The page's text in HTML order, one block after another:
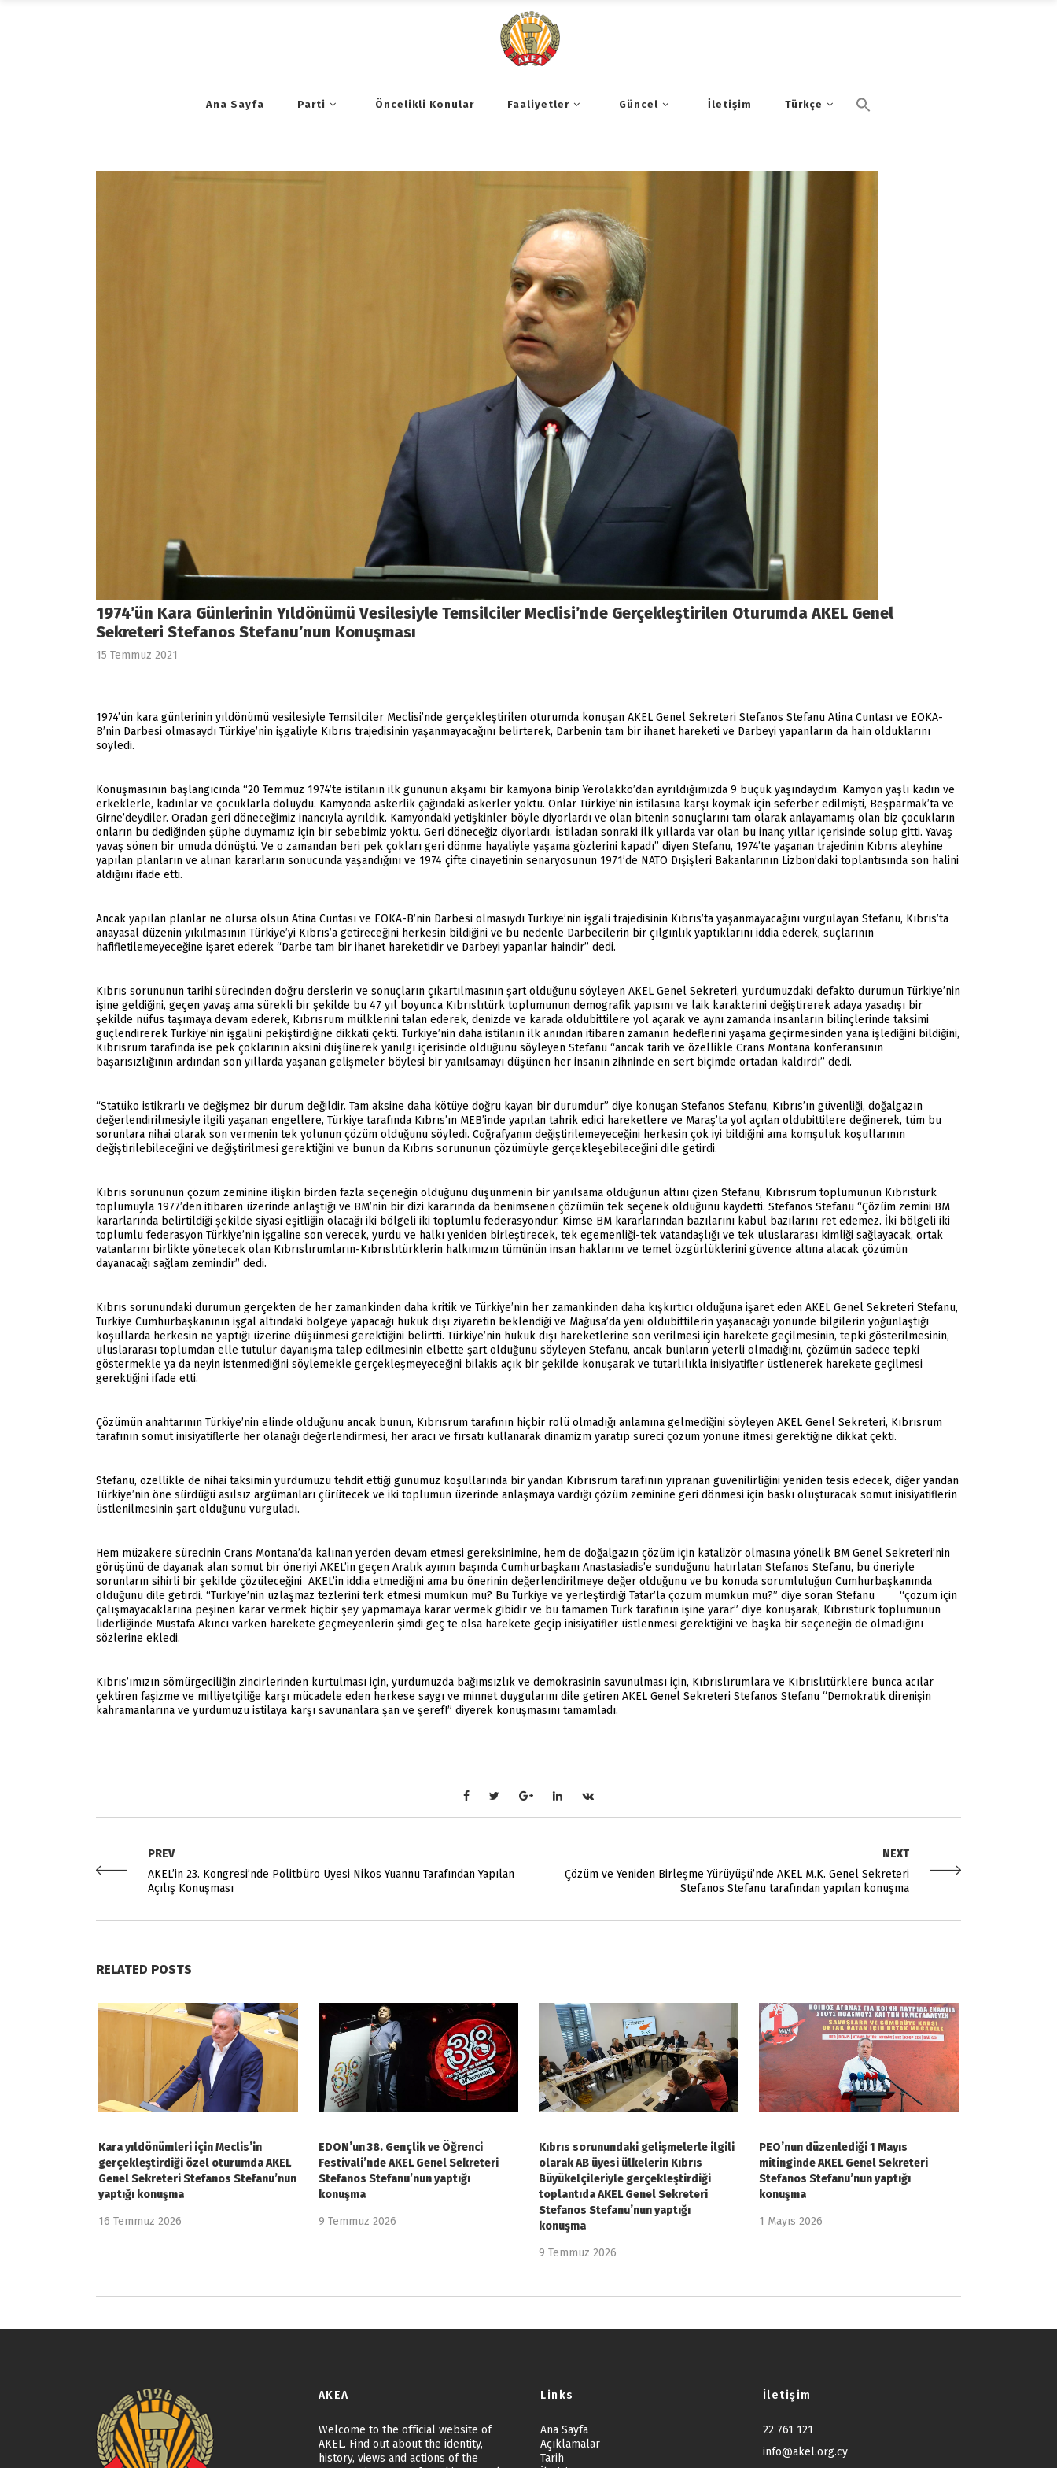
Ana Sayfa Parti Öncelikli Konular Faaliyetler Güncel İletişim Türkçe
1974’ün Kara Günlerinin Yıldönümü Vesilesiyle Temsilciler Meclisi’nde Gerçekleştirilen Oturumda AKEL Genel
Sekreteri Stefanos Stefanu’nun Konuşması
15 Temmuz 2021
1974’ün kara günlerinin yıldönümü vesilesiyle Temsilciler Meclisi’nde gerçekleştirilen oturumda konuşan AKEL Genel Sekreteri Stefanos Stefanu Atina Cuntası ve EOKA-
B’nin Darbesi olmasaydı Türkiye’nin işgaliyle Kıbrıs trajedisinin yaşanmayacağını belirterek, Darbenin tam bir ihanet hareketi ve Darbeyi yapanların da hain olduklarını
söyledi.
Konuşmasının başlangıcında “20 Temmuz 1974’te istilanın ilk gününün akşamı bir kamyona binip Yerolakko’dan ayrıldığımızda 9 buçuk yaşındaydım. Kamyon yaşlı kadın ve
erkeklerle, kadınlar ve çocuklarla doluydu. Kamyonda askerlik çağındaki askerler yoktu. Onlar Türkiye’nin istilasına karşı koymak için seferber edilmişti, Beşparmak’ta ve
Girne’deydiler. Oradan geri döneceğimiz inancıyla ayrıldık. Kamyondaki yetişkinler böyle diyorlardı ve olan bitenin sonuçlarını tam olarak anlayamamış olan biz çocukların
onların bu dediğinden şüphe duymamız için bir sebebimiz yoktu. Geri döneceğiz diyorlardı. İstiladan sonraki ilk yıllarda var olan bu inanç yıllar içerisinde solup gitti. Yavaş
yavaş sönen bir umuda dönüştü. Ve o zamandan beri pek çokları geri dönme hayaliyle yaşama gözlerini kapadı” diyen Stefanu, 1974’te yaşanan trajedinin Kıbrıs aleyhine
yapılan planların ve alınan kararların sonucunda yaşandığını ve 1974 çifte cinayetinin senaryosunun 1971’de NATO Dışişleri Bakanlarının Lizbon’daki toplantısında son halini
aldığını ifade etti.
Ancak yapılan planlar ne olursa olsun Atina Cuntası ve EOKA-B’nin Darbesi olmasıydı Türkiye’nin işgali trajedisinin Kıbrıs’ta yaşanmayacağını vurgulayan Stefanu, Kıbrıs’ta
anayasal düzenin yıkılmasının Türkiye’yi Kıbrıs’a getireceğini herkesin bildiğini ve bu nedenle Darbecilerin bir çılgınlık yaptıklarını iddia ederek, suçlarının
hafifletilemeyeceğine işaret ederek “Darbe tam bir ihanet hareketidir ve Darbeyi yapanlar haindir” dedi.
Kıbrıs sorununun tarihi sürecinden doğru derslerin ve sonuçların çıkartılmasının şart olduğunu söyleyen AKEL Genel Sekreteri, yurdumuzdaki defakto durumun Türkiye’nin
işine geldiğini, geçen yavaş ama sürekli bir şekilde bu 47 yıl boyunca Kıbrıslıtürk toplumunun demografik yapısını ve laik karakterini değiştirerek adaya yasadışı bir
şekilde nüfus taşımaya devam ederek, Kıbrısrum mülklerini talan ederek, denizde ve karada oldubittilere yol açarak ve aynı zamanda insanların bilinçlerinde taksimi
güçlendirerek Türkiye’nin işgalini pekiştirdiğine dikkati çekti. Türkiye’nin daha istilanın ilk anından itibaren zamanın hedeflerini yaşama geçirmesinden yana işlediğini bildiğini,
Kıbrısrum tarafında ise pek çoklarının aksini düşünerek yanılgı içerisinde olduğunu söyleyen Stefanu “ancak tarih ve özellikle Crans Montana konferansının
başarısızlığının ardından son yıllarda yaşanan gelişmeler böylesi bir yanılsamayı düşünen her insanın zihninde en sert biçimde ortadan kaldırdı” dedi.
“Statüko istikrarlı ve değişmez bir durum değildir. Tam aksine daha kötüye doğru kayan bir durumdur” diye konuşan Stefanos Stefanu, Kıbrıs’ın güvenliği, doğalgazın
değerlendirilmesiyle ilgili yaşanan engellere, Türkiye tarafında Kıbrıs’ın MEB’inde yapılan tahrik edici hareketlere ve Maraş’ta yol açılan oldubittilere değinerek, tüm bu
sorunlara nihai olarak son vermenin tek yolunun çözüm olduğunu söyledi. Coğrafyanın değiştirilemeyeceğini herkesin çok iyi bildiğini ama komşuluk koşullarının
değiştirilebileceğini ve değiştirilmesi gerektiğini ve bunun da Kıbrıs sorununun çözümüyle gerçekleşebileceğini dile getirdi.
Kıbrıs sorununun çözüm zeminine ilişkin birden fazla seçeneğin olduğunu düşünmenin bir yanılsama olduğunun altını çizen Stefanu, Kıbrısrum toplumunun Kıbrıstürk
toplumuyla 1977’den itibaren üzerinde anlaştığı ve BM’nin bir dizi kararında da benimsenen çözümün tek seçenek olduğunu kaydetti. Stefanos Stefanu “Çözüm zemini BM
kararlarında belirtildiği şekilde siyasi eşitliğin olacağı iki bölgeli iki toplumlu federasyondur. Kimse BM kararlarından bazılarını kabul bazılarını ret edemez. İki bölgeli iki
toplumlu federasyon Türkiye’nin işgaline son verecek, yurdu ve halkı yeniden birleştirecek, tek egemenliği-tek vatandaşlığı ve tek uluslararası kimliği sağlayacak, ortak
vatanlarını birlikte yönetecek olan Kıbrıslırumların-Kıbrıslıtürklerin halkımızın tümünün insan haklarını ve temel özgürlüklerini güvence altına alacak çözümün
dayanacağı sağlam zemindir” dedi.
Kıbrıs sorunundaki durumun gerçekten de her zamankinden daha kritik ve Türkiye’nin her zamankinden daha kışkırtıcı olduğuna işaret eden AKEL Genel Sekreteri Stefanu,
Türkiye Cumhurbaşkanının işgal altındaki bölgeye yapacağı hukuk dışı ziyaretin beklendiği ve Mağusa’da yeni oldubittilerin yaşanacağı yönünde bilgilerin yoğunlaştığı
koşullarda herkesin ne yaptığı üzerine düşünmesi gerektiğini belirtti. Türkiye’nin hukuk dışı hareketlerine son verilmesi için harekete geçilmesinin, tepki gösterilmesinin,
uluslararası toplumdan elle tutulur dayanışma talep edilmesinin elbette şart olduğunu söyleyen Stefanu, ancak bunların yeterli olmadığını, çözümün sadece tepki
göstermekle ya da neyin istenmediğini söylemekle gerçekleşmeyeceğini bilakis açık bir şekilde konuşarak ve tutarlılıkla inisiyatifler üstlenerek harekete geçilmesi
gerektiğini ifade etti.
Çözümün anahtarının Türkiye’nin elinde olduğunu ancak bunun, Kıbrısrum tarafının hiçbir rolü olmadığı anlamına gelmediğini söyleyen AKEL Genel Sekreteri, Kıbrısrum
tarafının somut inisiyatiflerle her olanağı değerlendirmesi, her aracı ve fırsatı kullanarak dinamizm yaratıp süreci çözüm yönüne itmesi gerektiğine dikkat çekti.
Stefanu, özellikle de nihai taksimin yurdumuzu tehdit ettiği günümüz koşullarında bir yandan Kıbrısrum tarafının yıpranan güvenilirliğini yeniden tesis edecek, diğer yandan
Türkiye’nin öne sürdüğü asılsız argümanları çürütecek ve iki toplumun üzerinde anlaşmaya vardığı çözüm zeminine geri dönmesi için baskı oluşturacak somut inisiyatiflerin
üstlenilmesinin şart olduğunu vurguladı.
Hem müzakere sürecinin Crans Montana’da kalınan yerden devam etmesi gereksinimine, hem de doğalgazın çözüm için katalizör olmasına yönelik BM Genel Sekreteri’nin
görüşünü de dayanak alan somut bir öneriyi AKEL’in geçen Aralık ayının başında Cumhurbaşkanı Anastasiadis’e sunduğunu hatırlatan Stefanos Stefanu, bu öneriyle
sorunların sihirli bir şekilde çözüleceğini AKEL’in iddia etmediğini ama bu önerinin değerlendirilmeye değer olduğunu ve bu konuda sorumluluğun Cumhurbaşkanında
olduğunu dile getirdi. “Türkiye’nin uzlaşmaz tezlerini terk etmesi mümkün mü? Bu Türkiye ve yerleştirdiği Tatar’la çözüm mümkün mü?” diye soran Stefanu “çözüm için
çalışmayacaklarına peşinen karar vermek hiçbir şey yapmamaya karar vermek gibidir ve bu tamamen Türk tarafının işine yarar” diye konuşarak, Kıbrıstürk toplumunun
liderliğinde Mustafa Akıncı varken harekete geçmeyenlerin şimdi geç te olsa harekete geçip inisiyatifler üstlenmesi gerektiğini ve başka bir seçeneğin de olmadığını
sözlerine ekledi.
Kıbrıs’ımızın sömürgeciliğin zincirlerinden kurtulması için, yurdumuzda bağımsızlık ve demokrasinin savunulması için, Kıbrıslırumlara ve Kıbrıslıtürklere bunca acılar
çektiren faşizme ve milliyetçiliğe karşı mücadele eden herkese saygı ve minnet duygularını dile getiren AKEL Genel Sekreteri Stefanos Stefanu “Demokratik direnişin
kahramanlarına ve yurdumuzu istilaya karşı savunanlara şan ve şeref!” diyerek konuşmasını tamamladı.
PREV
AKEL’in 23. Kongresi’nde Politbüro Üyesi Nikos Yuannu Tarafından Yapılan
Açılış Konuşması
NEXT
Çözüm ve Yeniden Birleşme Yürüyüşü’nde AKEL M.K. Genel Sekreteri
Stefanos Stefanu tarafından yapılan konuşma
RELATED POSTS
Kara yıldönümleri için Meclis’in
gerçekleştirdiği özel oturumda AKEL
Genel Sekreteri Stefanos Stefanu’nun
yaptığı konuşma
16 Temmuz 2026
EDON’un 38. Gençlik ve Öğrenci
Festivali’nde AKEL Genel Sekreteri
Stefanos Stefanu’nun yaptığı
konuşma
9 Temmuz 2026
Kıbrıs sorunundaki gelişmelerle ilgili
olarak AB üyesi ülkelerin Kıbrıs
Büyükelçileriyle gerçekleştirdiği
toplantıda AKEL Genel Sekreteri
Stefanos Stefanu’nun yaptığı
konuşma
9 Temmuz 2026
PEO’nun düzenlediği 1 Mayıs
mitinginde AKEL Genel Sekreteri
Stefanos Stefanu’nun yaptığı
konuşma
1 Mayıs 2026
ΑΚΕΛ
Welcome to the official website of
AKEL. Find out about the identity,
history, views and actions of the
Links
Ana Sayfa
Açıklamalar
Tarih
İletişim
22 761 121
info@akel.org.cy